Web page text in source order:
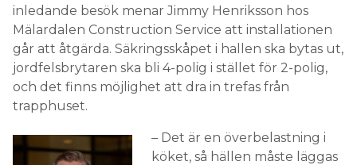
inledande besök menar Jimmy Henriksson hos
Mälardalen Construction Service att installationen
går att åtgärda. Säkringsskåpet i hallen ska bytas ut,
jordfelsbrytaren ska bli 4-polig i stället för 2-polig,
och det finns möjlighet att dra in trefas från
trapphuset.
– Det är en överbelastning i
köket, så hällen måste läggas